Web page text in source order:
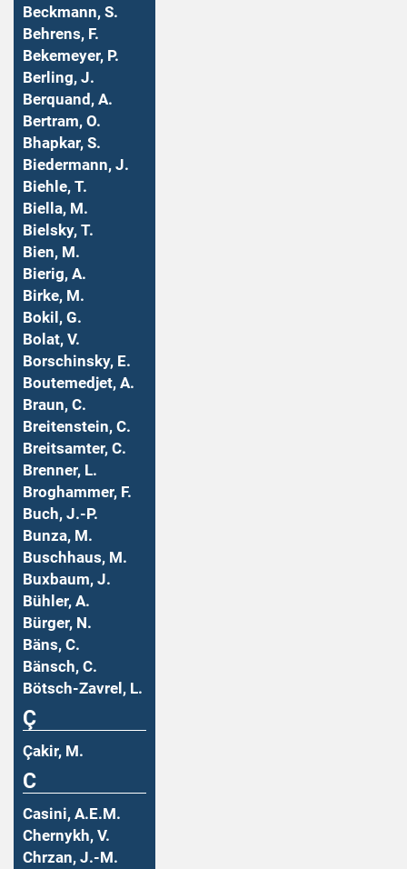
Beckmann, S.
Behrens, F.
Bekemeyer, P.
Berling, J.
Berquand, A.
Bertram, O.
Bhapkar, S.
Biedermann, J.
Biehle, T.
Biella, M.
Bielsky, T.
Bien, M.
Bierig, A.
Birke, M.
Bokil, G.
Bolat, V.
Borschinsky, E.
Boutemedjet, A.
Braun, C.
Breitenstein, C.
Breitsamter, C.
Brenner, L.
Broghammer, F.
Buch, J.-P.
Bunza, M.
Buschhaus, M.
Buxbaum, J.
Bühler, A.
Bürger, N.
Bäns, C.
Bänsch, C.
Bötsch-Zavrel, L.
Ç
Çakir, M.
C
Casini, A.E.M.
Chernykh, V.
Chrzan, J.-M.